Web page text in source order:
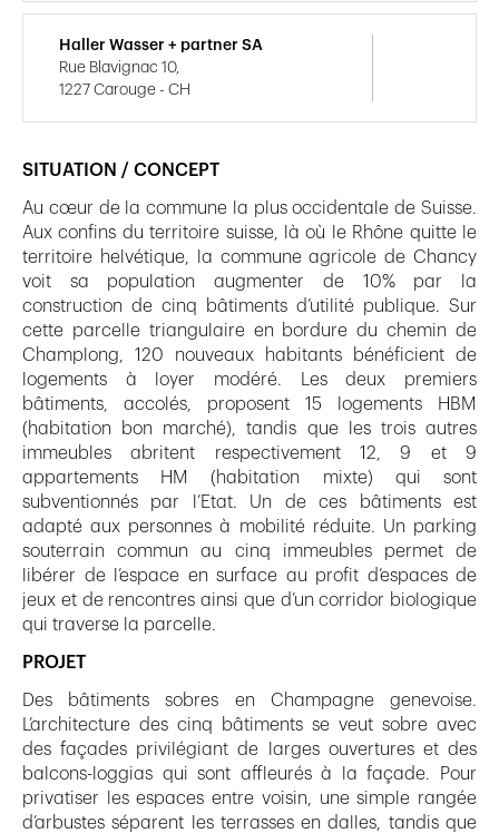
SITUATION / CONCEPT
Au cœur de la commune la plus occidentale de Suisse.
Aux confins du territoire suisse, là où le Rhône quitte le
territoire helvétique, la commune agricole de Chancy
voit sa population augmenter de 10% par la
construction de cinq bâtiments d’utilité publique. Sur
cette parcelle triangulaire en bordure du chemin de
Champlong, 120 nouveaux habitants bénéficient de
logements à loyer modéré. Les deux premiers
bâtiments, accolés, proposent 15 logements HBM
(habitation bon marché), tandis que les trois autres
immeubles abritent respectivement 12, 9 et 9
appartements HM (habitation mixte) qui sont
subventionnés par l’Etat. Un de ces bâtiments est
adapté aux personnes à mobilité réduite. Un parking
souterrain commun au cinq immeubles permet de
libérer de l’espace en surface au profit d’espaces de
jeux et de rencontres ainsi que d’un corridor biologique
qui traverse la parcelle.
PROJET
Des bâtiments sobres en Champagne genevoise.
L’architecture des cinq bâtiments se veut sobre avec
des façades privilégiant de larges ouvertures et des
balcons-loggias qui sont affleurés à la façade. Pour
privatiser les espaces entre voisin, une simple rangée
d’arbustes séparent les terrasses en dalles, tandis que
Haller Wasser + partner SA
Rue Blavignac 10,
1227 Carouge - CH